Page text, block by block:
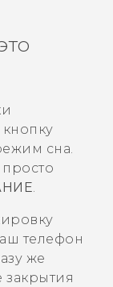
сна.
.
телефон
же
закрытия